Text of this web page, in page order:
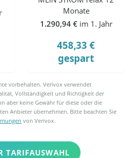
Monate
1.290,94 € im 1. Jahr
458,33 €
gespart
vorbehalten. Verivox verwendet
Vollständigkeit und Richtigkeit der
aber keine Gewähr für diese oder die
Anbieter übernehmen. Bitte beachten Sie
von Verivox.
TARIFAUSWAHL